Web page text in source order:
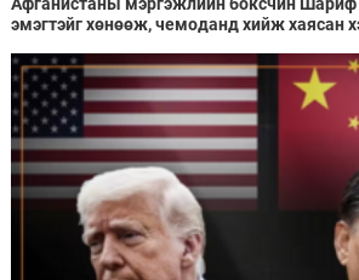
Афганистаны мэргэжлийн боксчин
эмэгтэйг хөнөөж, чемоданд хийж хаясан